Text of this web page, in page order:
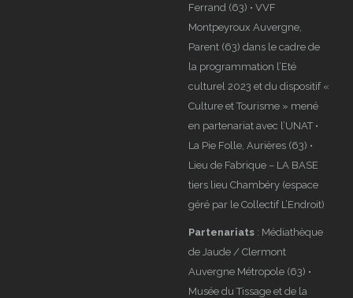
Ferrand (63) • VVF
Montpeyroux Auvergne,
Parent (63) dans le cadre de
la programmation l’Eté
culturel 2023 et du dispositif «
Culture et Tourisme » mené
en partenariat avec l’UNAT •
La Pie Folle, Aurières (63) •
Lieu de Fabrique – LA BASE
tiers lieu Chambéry (espace
géré par le Collectif L’Endroit)
Partenariats : Médiathèque
de Jaude / Clermont
Auvergne Métropole (63) •
Musée du Tissage et de la